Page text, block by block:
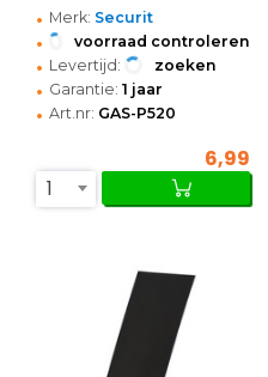
• Merk: Securit
• voorraad controleren
• Levertijd: zoeken
• Garantie: 1 jaar
• Art.nr: GAS-P520
6,99
1